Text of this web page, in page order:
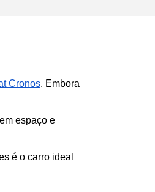
Cronos. Embora
espaço e
é o carro ideal